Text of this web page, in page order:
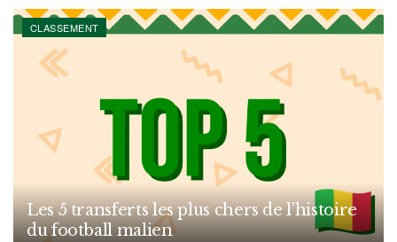
CLASSEMENT
Les 5 transferts les plus chers de l’histoire
du football malien